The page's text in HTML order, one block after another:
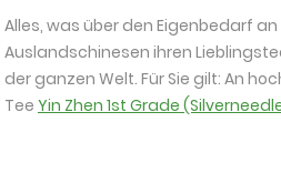
Alles, was über den Eigenbedarf
Auslandschinesen ihren
der ganzen Welt. Für Sie gilt: An
Tee Yin Zhen 1st Grade